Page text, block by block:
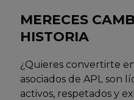
MERECES
HISTORIA
¿Quieres convertirte
asociados de APL son
activos, respetados y